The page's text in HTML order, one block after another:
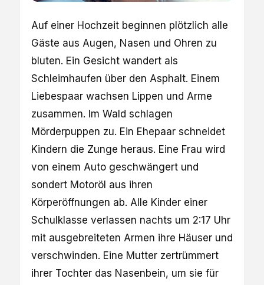
Auf einer Hochzeit beginnen plötzlich alle
Gäste aus Augen, Nasen und Ohren zu
bluten. Ein Gesicht wandert als
Schleimhaufen über den Asphalt. Einem
Liebespaar wachsen Lippen und Arme
zusammen. Im Wald schlagen
Mörderpuppen zu. Ein Ehepaar schneidet
Kindern die Zunge heraus. Eine Frau wird
von einem Auto geschwängert und
sondert Motoröl aus ihren
Körperöffnungen ab. Alle Kinder einer
Schulklasse verlassen nachts um 2:17 Uhr
mit ausgebreiteten Armen ihre Häuser und
verschwinden. Eine Mutter zertrümmert
ihrer Tochter das Nasenbein, um sie für